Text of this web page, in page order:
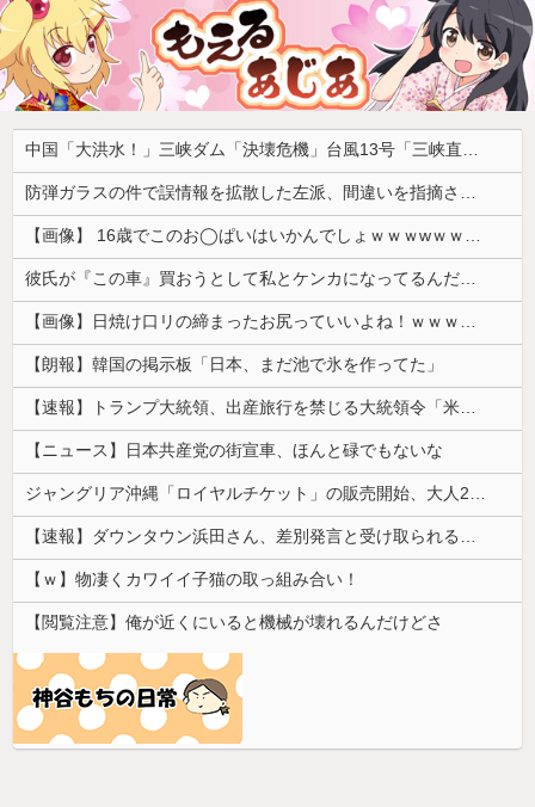
中国「大洪水！」三峡ダム「決壊危機」台風13号「三峡直撃確定」日本「最も強い勢力で接近！（伊勢湾台風級」台風13号と15号「中国本土でぶつかり合う（前代未聞」→
防弾ガラスの件で誤情報を拡散した左派、間違いを指摘されても頑として認めなかった結果……
【画像】 16歳でこのお◯ぱいはいかんでしょｗｗｗwｗｗｗｗｗｗｗｗ❤
彼氏が『この車』買おうとして私とケンカになってるんだけどｗｗｗｗｗｗ
【画像】日焼け口リの締まったお尻っていいよね！ｗｗｗｗｗ
【朗報】韓国の掲示板「日本、まだ池で氷を作ってた」
【速報】トランプ大統領、出産旅行を禁じる大統領令「米国籍取得を目的とした中国人らを排除する」
【ニュース】日本共産党の街宣車、ほんと碌でもないな
ジャングリア沖縄「ロイヤルチケット」の販売開始、大人29,700円にｗｗｗｗｗｗｗｗｗ
【速報】ダウンタウン浜田さん、差別発言と受け取られる一言で炎上ｗｗｗｗｗｗ
【ｗ】物凄くカワイイ子猫の取っ組み合い！
【閲覧注意】俺が近くにいると機械が壊れるんだけどさ